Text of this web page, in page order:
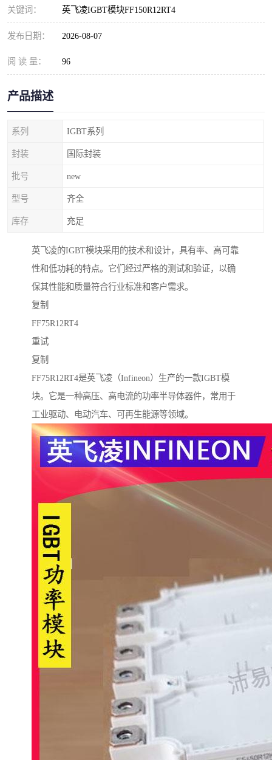
关键词： 英飞凌IGBT模块FF150R12RT4
发布日期： 2026-08-07
阅 读 量： 96
产品描述
系列 IGBT系列
封装 国际封装
批号 new
型号 齐全
库存 充足
英飞凌的IGBT模块采用的技术和设计，具有率、高可靠
性和低功耗的特点。它们经过严格的测试和验证，以确
保其性能和质量符合行业标准和客户需求。
复制
FF75R12RT4
重试
复制
FF75R12RT4是英飞凌（Infineon）生产的一款IGBT模
块。它是一种高压、高电流的功率半导体器件，常用于
工业驱动、电动汽车、可再生能源等领域。